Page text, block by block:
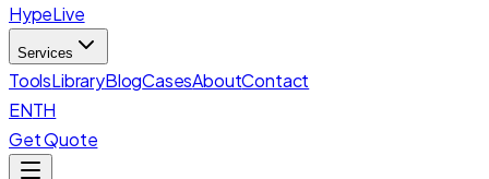
HypeLive
Services
ToolsLibraryBlogCasesAboutContact
ENTH
Get Quote